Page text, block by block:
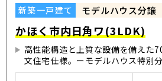
新築一戸建て モデルハウス分譲
かほく市内日角ワ(3LDK)
高性能構造と上質な設備を備えた
文住宅仕様。ーモデルハウス特別